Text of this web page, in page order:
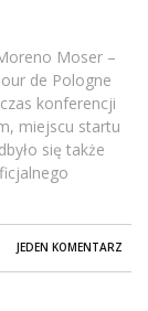
Moser –
de Pologne
konferencji
miejscu startu
się także
JEDEN KOMENTARZ